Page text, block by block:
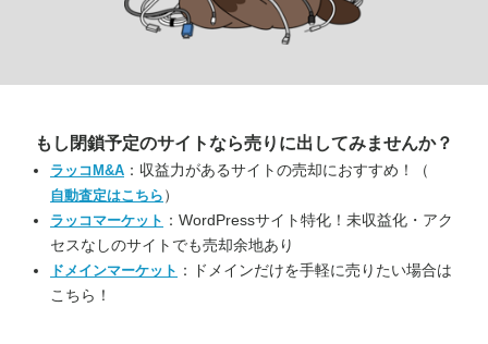
もし閉鎖予定のサイトなら売りに出してみませんか？
ラッコM&A ：収益力があるサイトの売却におすすめ！（
自動査定はこちら ）
ラッコマーケット ：WordPressサイト特化！未収益化・アク
セスなしのサイトでも売却余地あり
ドメインマーケット ：ドメインだけを手軽に売りたい場合は
こちら！